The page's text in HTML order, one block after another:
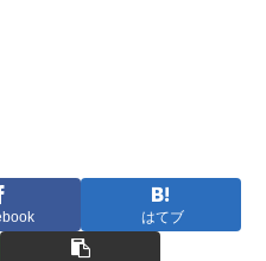
はてブ